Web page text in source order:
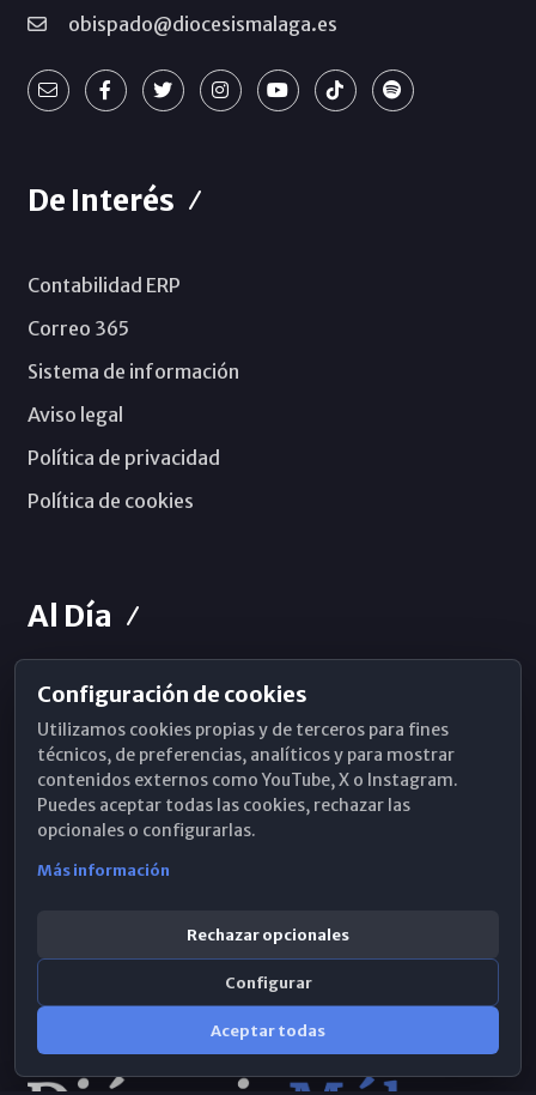
obispado@diocesismalaga.es
De Interés
Contabilidad ERP
Correo 365
Sistema de información
Aviso legal
Política de privacidad
Política de cookies
Al Día
Horarios de Misa
Hemeroteca
WhatsApp
Configuración de cookies
Utilizamos cookies propias y de terceros para fines
técnicos, de preferencias, analíticos y para mostrar
contenidos externos como YouTube, X o Instagram.
Puedes aceptar todas las cookies, rechazar las
opcionales o configurarlas.
Más información
Rechazar opcionales
Configurar
Aceptar todas